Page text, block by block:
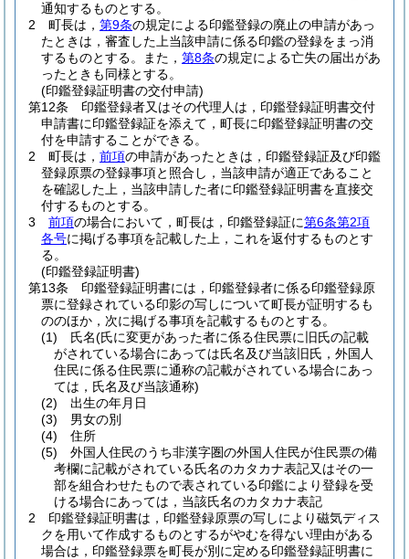
通知するものとする。
2
町長は， 第9条の規定による印鑑登録の廃止の申請があっ
たときは，審査した上当該申請に係る印鑑の登録をまっ消
するものとする。
また， 第8条の規定による亡失の届出があ
ったときも同様とする。
(印鑑登録証明書の交付申請)
第12条
印鑑登録者又はその代理人は，印鑑登録証明書交付
申請書に印鑑登録証を添えて，町長に印鑑登録証明書の交
付を申請することができる。
2
町長は， 前項の申請があったときは，印鑑登録証及び印鑑
登録原票の登録事項と照合し，当該申請が適正であること
を確認した上，当該申請した者に印鑑登録証明書を直接交
付するものとする。
3
前項の場合において，町長は，印鑑登録証に第6条第2項
各号に掲げる事項を記載した上，これを返付するものとす
る。
(印鑑登録証明書)
第13条
印鑑登録証明書には，印鑑登録者に係る印鑑登録原
票に登録されている印影の写しについて町長が証明するも
ののほか，次に掲げる事項を記載するものとする。
(1)
氏名(氏に変更があった者に係る住民票に旧氏の記載
がされている場合にあっては氏名及び当該旧氏，外国人
住民に係る住民票に通称の記載がされている場合にあっ
ては，氏名及び当該通称)
(2)
出生の年月日
(3)
男女の別
(4)
住所
(5)
外国人住民のうち非漢字圏の外国人住民が住民票の備
考欄に記載がされている氏名のカタカナ表記又はその一
部を組合わせたもので表されている印鑑により登録を受
ける場合にあっては，当該氏名のカタカナ表記
2
印鑑登録証明書は，印鑑登録原票の写しにより磁気ディス
クを用いて作成するものとするがやむを得ない理由がある
場合は，印鑑登録票を町長が別に定める印鑑登録証明書に